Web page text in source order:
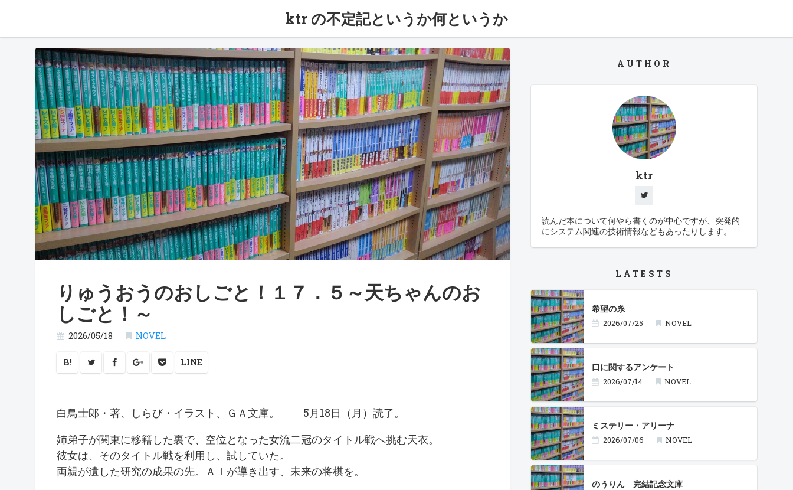
ktr の不定記というか何というか
りゅうおうのおしごと！１７．５～天ちゃんのお
しごと！～
2026/05/18 NOVEL
B! LINE
白鳥士郎・著、しらび・イラスト、ＧＡ文庫。 5月18日（月）読了。
姉弟子が関東に移籍した裏で、空位となった女流二冠のタイトル戦へ挑む天衣。
彼女は、そのタイトル戦を利用し、試していた。
両親が遺した研究の成果の先。ＡＩが導き出す、未来の将棋を。
AUTHOR
ktr
読んだ本について何やら書くのが中心ですが、突発的
にシステム関連の技術情報などもあったりします。
LATESTS
希望の糸
2026/07/25 NOVEL
口に関するアンケート
2026/07/14 NOVEL
ミステリー・アリーナ
2026/07/06 NOVEL
のうりん 完結記念文庫